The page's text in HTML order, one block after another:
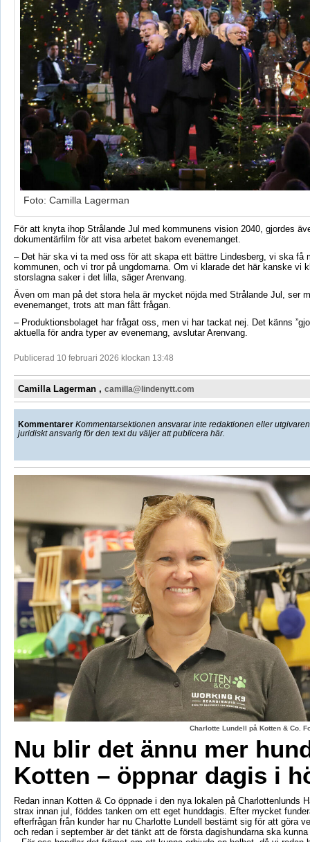
Foto: Camilla Lagerman
För att knyta ihop Strålande Jul med kommunens vision 2040, gjordes
dokumentärfilm för att visa arbetet bakom evenemanget.
– Det här ska vi ta med oss för att skapa ett bättre Lindesberg, vi ska få
kommunen, och vi tror på ungdomarna. Om vi klarade det här kanske vi
storslagna saker i det lilla, säger Arenvang.
Även om man på det stora hela är mycket nöjda med Strålande Jul, ser
evenemanget, trots att man fått frågan.
– Produktionsbolaget har frågat oss, men vi har tackat nej. Det känns
aktuella för andra typer av evenemang, avslutar Arenvang.
Publicerad 10 februari 2026 klockan 13:48
Camilla Lagerman , camilla@lindenytt.com
Kommentarer Kommentarsektionen ansvarar inte redaktionen eller
juridiskt ansvarig för den text du väljer att publicera här.
Charlotte Lundell på Kotten & Co.
Nu blir det ännu mer
Kotten – öppnar dagis i
Redan innan Kotten & Co öppnade i den nya lokalen på Charlottenlunds
strax innan jul, föddes tanken om ett eget hunddagis. Efter mycket
efterfrågan från kunder har nu Charlotte Lundell bestämt sig för att göra
och redan i september är det tänkt att de första dagishundarna ska